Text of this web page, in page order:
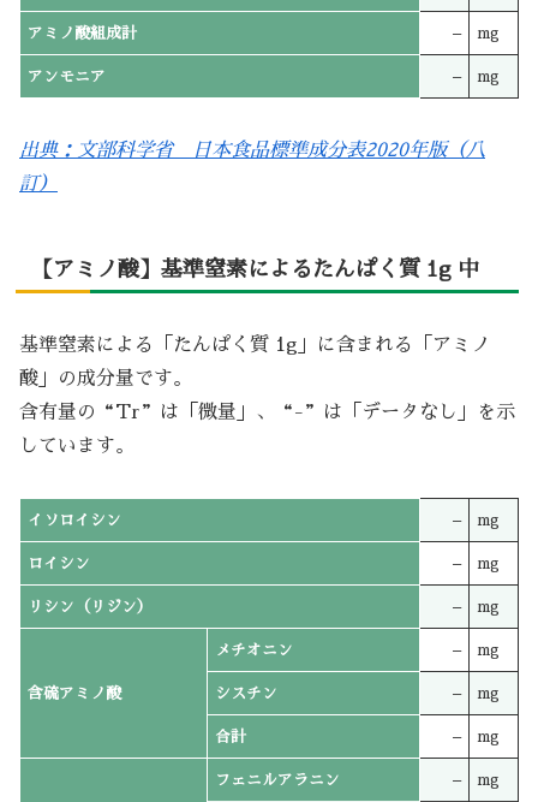
アミノ酸組成計 – mg
アンモニア – mg
出典：文部科学省 日本食品標準成分表2020年版（八
訂）
【アミノ酸】基準窒素によるたんぱく質 1g 中
基準窒素による「たんぱく質 1g」に含まれる「アミノ
酸」の成分量です。
含有量の“Tr”は「微量」、“-”は「データなし」を示
しています。
イソロイシン – mg
ロイシン – mg
リシン（リジン） – mg
含硫アミノ酸
メチオニン – mg
シスチン – mg
合計 – mg
フェニルアラニン – mg